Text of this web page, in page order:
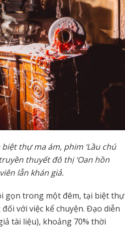
thự ma ám, phim ‘Lầu chú
thuyết đô thị ‘Oan hồn
lẫn khán giả.
gọn trong một đêm, tại biệt thự
với việc kể chuyện. Đạo diễn
tài liệu), khoảng 70% thời